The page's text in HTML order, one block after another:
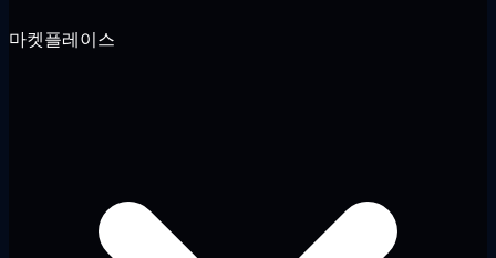
마켓플레이스